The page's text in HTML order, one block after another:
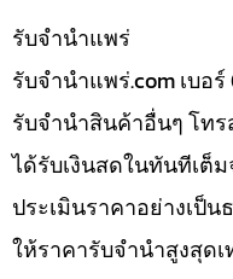
รับจํานำแพร่
รับจํานําแพร่.com เบอร์
รับจำนำสินค้าอื่นๆ โท
ได้รับเงินสดในทันทีเต็
ประเมินราคาอย่างเป็น
ให้ราคารับจำนำสูงสุด